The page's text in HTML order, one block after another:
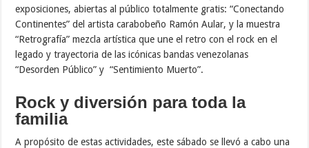
exposiciones, abiertas al público totalmente gratis: “Conectando
Continentes” del artista carabobeño Ramón Aular, y la muestra
“Retrografía” mezcla artística que une el retro con el rock en el
legado y trayectoria de las icónicas bandas venezolanas
“Desorden Público” y “Sentimiento Muerto”.
Rock y diversión para toda la
familia
A propósito de estas actividades, este sábado se llevó a cabo una